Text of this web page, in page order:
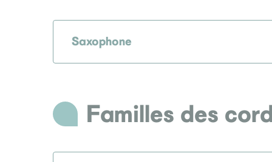
Saxophone
Familles des